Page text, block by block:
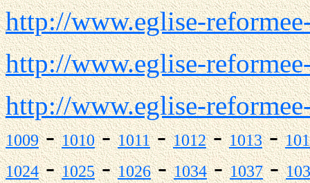
http://www.eglise-
http://www.eglise-
http://www.eglise-
1009-1010-1011-1012-1013-
1024-1025-1026-1034-1037-